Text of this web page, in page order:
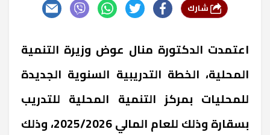
اعتمدت الدكتورة منال عوض وزيرة التنمية
المحلية، الخطة التدريبية السنوية الجديدة
للمحليات بمركز التنمية المحلية للتدريب
بسقارة وذلك للعام المالي 2025/2026، وذلك